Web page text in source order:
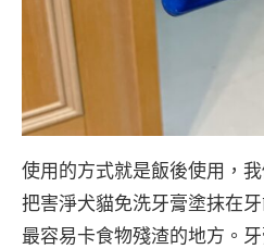
使用的方式就是飯後使用，
把害淨犬貓免洗牙膏塗抹在
最容易卡食物殘渣的地方。